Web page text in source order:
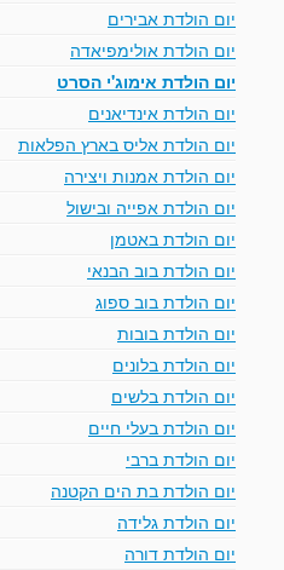
יום הולדת אבירים
יום הולדת אולימפיאדה
יום הולדת אימוג'י הסרט
יום הולדת אינדיאנים
יום הולדת אליס בארץ הפלאות
יום הולדת אמנות ויצירה
יום הולדת אפייה ובישול
יום הולדת באטמן
יום הולדת בוב הבנאי
יום הולדת בוב ספוג
יום הולדת בובות
יום הולדת בלונים
יום הולדת בלשים
יום הולדת בעלי חיים
יום הולדת ברבי
יום הולדת בת הים הקטנה
יום הולדת גלידה
יום הולדת דורה